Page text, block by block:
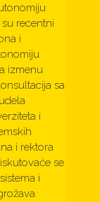
recentni
i
izmenu
sa
i
i rektora
se
i